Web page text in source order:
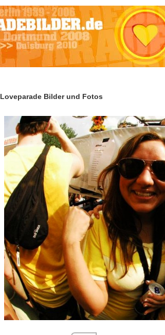
Loveparade Bilder und Fotos